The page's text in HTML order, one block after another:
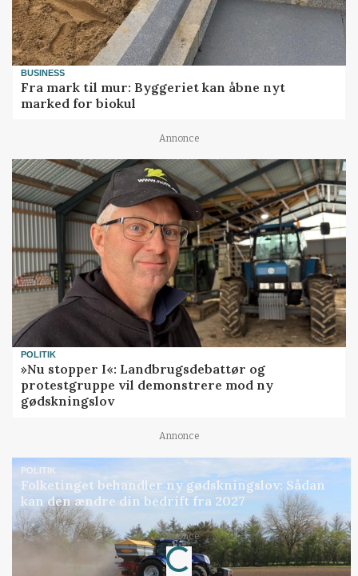
BUSINESS
Fra mark til mur: Byggeriet kan åbne nyt
marked for biokul
Annonce
POLITIK
»Nu stopper I«: Landbrugsdebattør og
protestgruppe vil demonstrere mod ny
gødskningslov
Annonce
POLITIK
Folketinget behandler ny gødskningslov: Sådan
kan den ændre din bedrift fra 2027
Annonce
Loading...